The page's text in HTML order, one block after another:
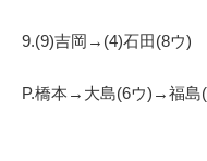
9.(9)吉岡→(4)石田(8ウ)
P.橋本→大島(6ウ)→福島